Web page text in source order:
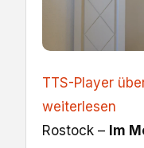
TTS-Player
weiterlesen
Rostock – Im